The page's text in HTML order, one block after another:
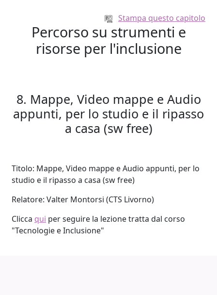
Stampa questo capitolo
Percorso su strumenti e
risorse per l'inclusione
8. Mappe, Video mappe e Audio
appunti, per lo studio e il ripasso
a casa (sw free)
Titolo: Mappe, Video mappe e Audio appunti, per lo
studio e il ripasso a casa (sw free)
Relatore: Valter Montorsi (CTS Livorno)
Clicca qui per seguire la lezione tratta dal corso
"Tecnologie e Inclusione"